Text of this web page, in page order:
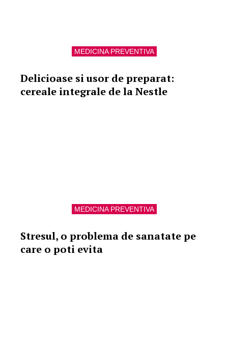
MEDICINA PREVENTIVA
Delicioase si usor de preparat:
cereale integrale de la Nestle
MEDICINA PREVENTIVA
Stresul, o problema de sanatate pe
care o poti evita